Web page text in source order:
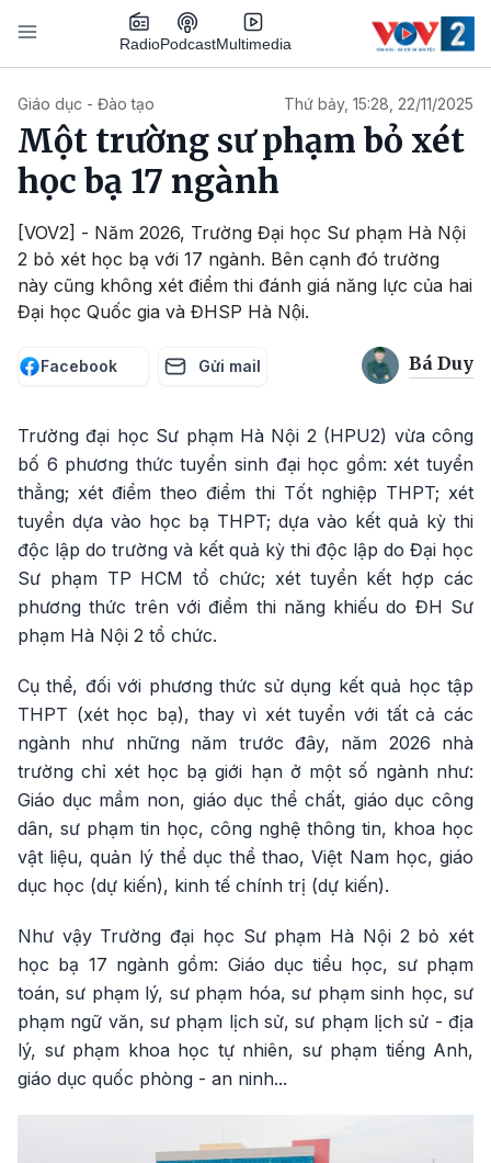
Nhảy đến nội dung
RadioPodcastMultimedia
Giáo dục - Đào tạo Thứ bảy, 15:28, 22/11/2025
Một trường sư phạm bỏ xét
học bạ 17 ngành
[VOV2] - Năm 2026, Trường Đại học Sư phạm Hà Nội
2 bỏ xét học bạ với 17 ngành. Bên cạnh đó trường
này cũng không xét điểm thi đánh giá năng lực của hai
Đại học Quốc gia và ĐHSP Hà Nội.
Facebook Gửi mail Bá Duy
Trường đại học Sư phạm Hà Nội 2 (HPU2) vừa công
bố 6 phương thức tuyển sinh đại học gồm: xét tuyển
thẳng; xét điểm theo điểm thi Tốt nghiệp THPT; xét
tuyển dựa vào học bạ THPT; dựa vào kết quả kỳ thi
độc lập do trường và kết quả kỳ thi độc lập do Đại học
Sư phạm TP HCM tổ chức; xét tuyển kết hợp các
phương thức trên với điểm thi năng khiếu do ĐH Sư
phạm Hà Nội 2 tổ chức.
Cụ thể, đối với phương thức sử dụng kết quả học tập
THPT (xét học bạ), thay vì xét tuyển với tất cả các
ngành như những năm trước đây, năm 2026 nhà
trường chỉ xét học bạ giới hạn ở một số ngành như:
Giáo dục mầm non, giáo dục thể chất, giáo dục công
dân, sư phạm tin học, công nghệ thông tin, khoa học
vật liệu, quản lý thể dục thể thao, Việt Nam học, giáo
dục học (dự kiến), kinh tế chính trị (dự kiến).
Như vậy Trường đại học Sư phạm Hà Nội 2 bỏ xét
học bạ 17 ngành gồm: Giáo dục tiểu học, sư phạm
toán, sư phạm lý, sư phạm hóa, sư phạm sinh học, sư
phạm ngữ văn, sư phạm lịch sử, sư phạm lịch sử - địa
lý, sư phạm khoa học tự nhiên, sư phạm tiếng Anh,
giáo dục quốc phòng - an ninh...